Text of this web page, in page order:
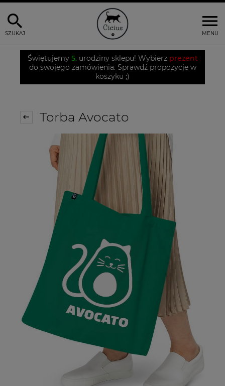
MENU
SZUKAJ
Świętujemy 5.urodziny sklepu! Wybierz prezent
do swojego zamówienia. Sprawdź propozycje w
koszyku ;)
Torba Avocato